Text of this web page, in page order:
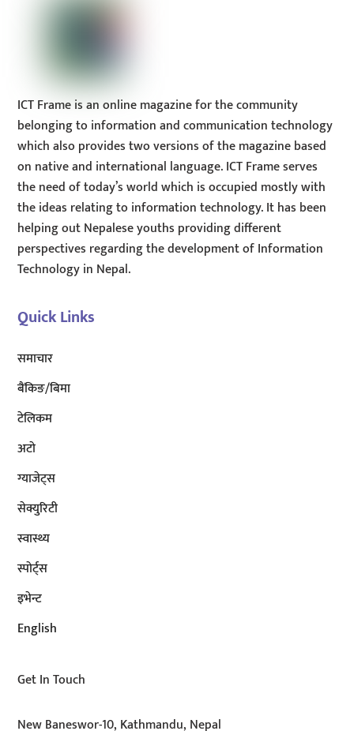
ICT Frame is an online magazine for the community
belonging to information and communication technology
which also provides two versions of the magazine based
on native and international language. ICT Frame serves
the need of today’s world which is occupied mostly with
the ideas relating to information technology. It has been
helping out Nepalese youths providing different
perspectives regarding the development of Information
Technology in Nepal.
Quick Links
समाचार
बैंकिङ/बिमा
टेलिकम
अटाे
ग्याजेट्स
सेक्युरिटी
स्वास्थ्य
स्पोर्ट्स
इभेन्ट
English
Get In Touch
New Baneswor-10, Kathmandu, Nepal